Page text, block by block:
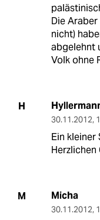
Die
nicht)
abgelehnt
Volk ohne
H
30.11.2012,
Ein
Herzlichen
M Micha
30.11.2012,